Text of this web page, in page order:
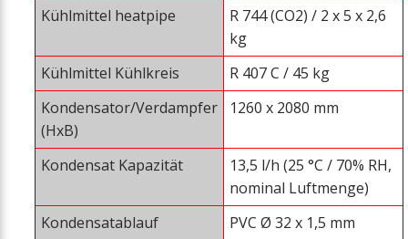
Kühlmittel heatpipe
R 744 (CO2) / 2 x 5 x 2,6
kg
Kühlmittel Kühlkreis
R 407 C / 45 kg
Kondensator/Verdampfer
(HxB)
1260 x 2080 mm
Kondensat Kapazität
13,5 l/h (25 °C / 70% RH,
nominal Luftmenge)
Kondensatablauf
PVC Ø 32 x 1,5 mm